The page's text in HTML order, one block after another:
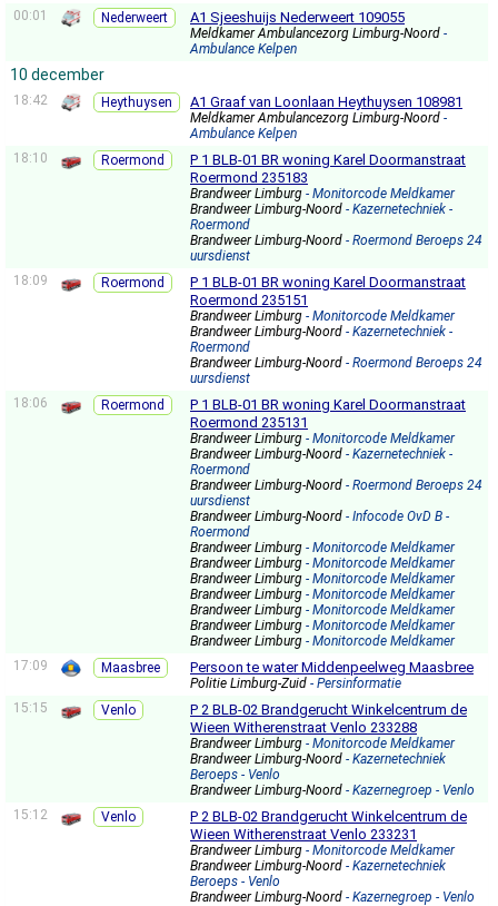
00:01
Nederweert A1 Sjeeshuijs Nederweert 109055
Meldkamer Ambulancezorg Limburg-Noord -
Ambulance Kelpen
10 december
18:42 Heythuysen A1 Graaf van Loonlaan Heythuysen 108981
Meldkamer Ambulancezorg Limburg-Noord -
Ambulance Kelpen
18:10
Roermond
P 1 BLB-01 BR woning Karel Doormanstraat
Roermond 235183
Brandweer Limburg - Monitorcode Meldkamer
Brandweer Limburg-Noord - Kazernetechniek -
Roermond
Brandweer Limburg-Noord - Roermond Beroeps 24
uursdienst
18:09
Roermond
P 1 BLB-01 BR woning Karel Doormanstraat
Roermond 235151
Brandweer Limburg - Monitorcode Meldkamer
Brandweer Limburg-Noord - Kazernetechniek -
Roermond
Brandweer Limburg-Noord - Roermond Beroeps 24
uursdienst
18:06
Roermond
P 1 BLB-01 BR woning Karel Doormanstraat
Roermond 235131
Brandweer Limburg - Monitorcode Meldkamer
Brandweer Limburg-Noord - Kazernetechniek -
Roermond
Brandweer Limburg-Noord - Roermond Beroeps 24
uursdienst
Brandweer Limburg-Noord - Infocode OvD B -
Roermond
Brandweer Limburg - Monitorcode Meldkamer
Brandweer Limburg - Monitorcode Meldkamer
Brandweer Limburg - Monitorcode Meldkamer
Brandweer Limburg - Monitorcode Meldkamer
Brandweer Limburg - Monitorcode Meldkamer
Brandweer Limburg - Monitorcode Meldkamer
Brandweer Limburg - Monitorcode Meldkamer
17:09
Maasbree Persoon te water Middenpeelweg Maasbree
Politie Limburg-Zuid - Persinformatie
15:15
Venlo
P 2 BLB-02 Brandgerucht Winkelcentrum de
Wieen Witherenstraat Venlo 233288
Brandweer Limburg - Monitorcode Meldkamer
Brandweer Limburg-Noord - Kazernetechniek
Beroeps - Venlo
Brandweer Limburg-Noord - Kazernegroep - Venlo
15:12
Venlo
P 2 BLB-02 Brandgerucht Winkelcentrum de
Wieen Witherenstraat Venlo 233231
Brandweer Limburg - Monitorcode Meldkamer
Brandweer Limburg-Noord - Kazernetechniek
Beroeps - Venlo
Brandweer Limburg-Noord - Kazernegroep - Venlo